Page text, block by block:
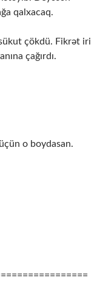
qalxacaq.
çökdü. Fikrət iri
çağırdı.
o boydasan.